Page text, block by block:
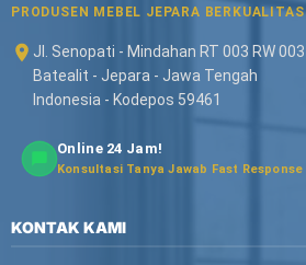
PRODUSEN MEBEL JEPARA BERKUALITAS
Jl. Senopati - Mindahan RT 003 RW 003
Batealit - Jepara - Jawa Tengah
Indonesia - Kodepos 59461
Online 24 Jam!
Konsultasi Tanya Jawab Fast Response
KONTAK KAMI